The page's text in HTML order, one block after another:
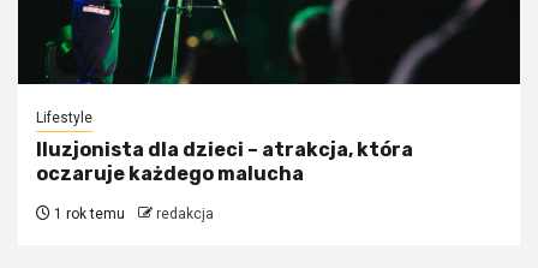
Lifestyle
Iluzjonista dla dzieci – atrakcja, która
oczaruje każdego malucha
1 rok temu redakcja